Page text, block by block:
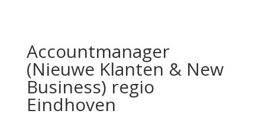
Accountmanager
(Nieuwe Klanten & New
Business) regio
Eindhoven